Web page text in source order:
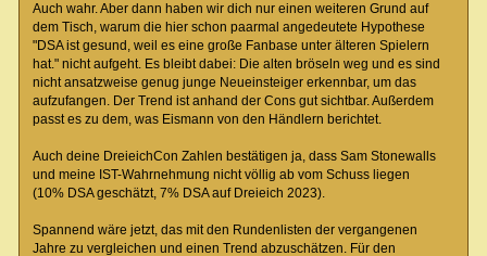
Auch wahr. Aber dann haben wir dich nur einen weiteren Grund auf
dem Tisch, warum die hier schon paarmal angedeutete Hypothese
"DSA ist gesund, weil es eine große Fanbase unter älteren Spielern
hat." nicht aufgeht. Es bleibt dabei: Die alten bröseln weg und es sind
nicht ansatzweise genug junge Neueinsteiger erkennbar, um das
aufzufangen. Der Trend ist anhand der Cons gut sichtbar. Außerdem
passt es zu dem, was Eismann von den Händlern berichtet.
Auch deine DreieichCon Zahlen bestätigen ja, dass Sam Stonewalls
und meine IST-Wahrnehmung nicht völlig ab vom Schuss liegen
(10% DSA geschätzt, 7% DSA auf Dreieich 2023).
Spannend wäre jetzt, das mit den Rundenlisten der vergangenen
Jahre zu vergleichen und einen Trend abzuschätzen. Für den